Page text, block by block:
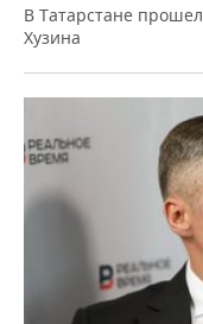
В Татарстане
Хузина